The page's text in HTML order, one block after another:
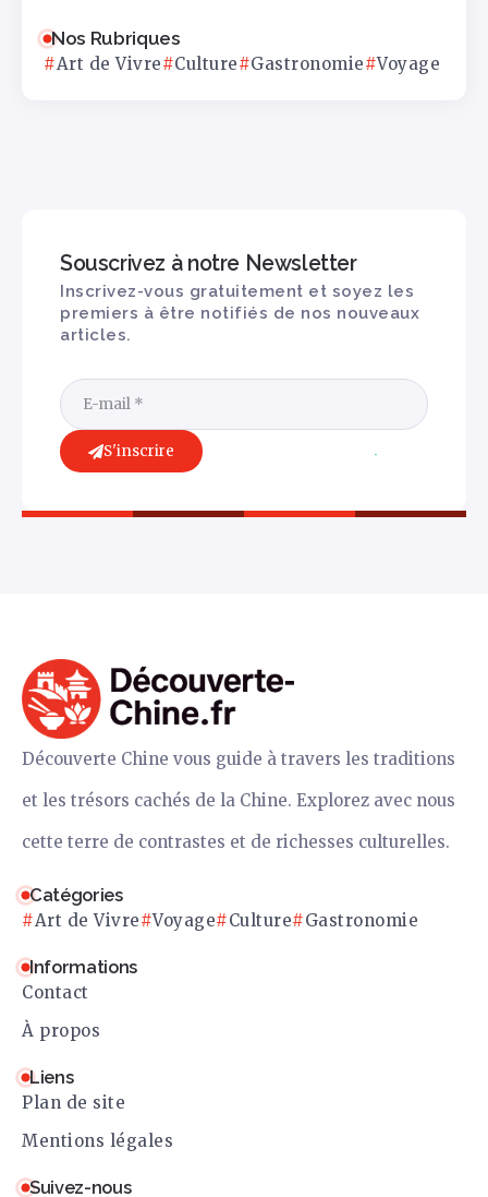
Nos Rubriques
Art de Vivre Culture Gastronomie Voyage
Souscrivez à notre Newsletter
Inscrivez-vous gratuitement et soyez les
premiers à être notifiés de nos nouveaux
articles.
S'inscrire
Découverte Chine vous guide à travers les traditions
et les trésors cachés de la Chine. Explorez avec nous
cette terre de contrastes et de richesses culturelles.
Catégories
Art de Vivre Voyage Culture Gastronomie
Informations
Contact
À propos
Liens
Plan de site
Mentions légales
Suivez-nous